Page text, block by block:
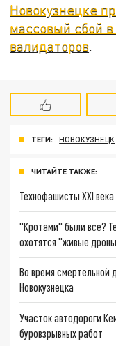
Новокузнецке
массовый сбой
валидаторов.
ТЕГИ: НОВОКУЗНЕЦК
ЧИТАЙТЕ ТАКЖЕ:
Технофашисты XXI века
"Кротами" были все?
охотятся "живые
Во время смертельной
Новокузнецка
Участок автодороги
буровзрывных работ